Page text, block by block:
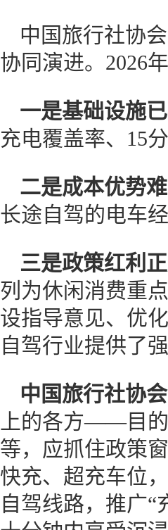
中国旅行社协
协同演进。2026
一是基础设施
充电覆盖率、15
二是成本优势
长途自驾的电车
三是政策红利
列为休闲消费重
设指导意见、优
自驾行业提供了
中国旅行社协
上的各方——目
等，应抓住政策
快充、超充车位
自驾线路，推广“